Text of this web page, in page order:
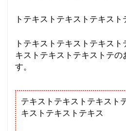
トテキストテキストテキスト
トテキストテキストテキス
キストテキストテキストテの
す。
テキストテキストテキスト
キストテキストテキス